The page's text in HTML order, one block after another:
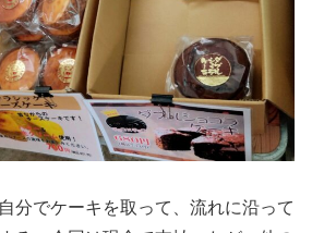
分でケーキを取って、流れに沿って